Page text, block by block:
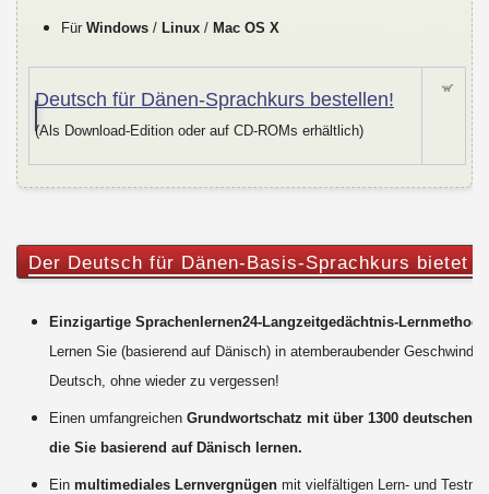
Für Windows/ Linux/Mac OS X
Deutsch für Dänen-Sprachkurs bestellen!
(Als Download-Edition oder auf CD-ROMs erhältlich)
Der Deutsch für Dänen-Basis-Sprachkurs bietet
Einzigartige Sprachenlernen24-Langzeitgedächtnis-
Lernen Sie (basierend auf Dänisch) in atemberaubender
Deutsch, ohne wieder zu vergessen!
Einen umfangreichen Grundwortschatz mit über 1300 deutschen
die Sie basierend auf Dänisch lernen.
Ein multimediales Lernvergnügenmit vielfältigen Lern- und